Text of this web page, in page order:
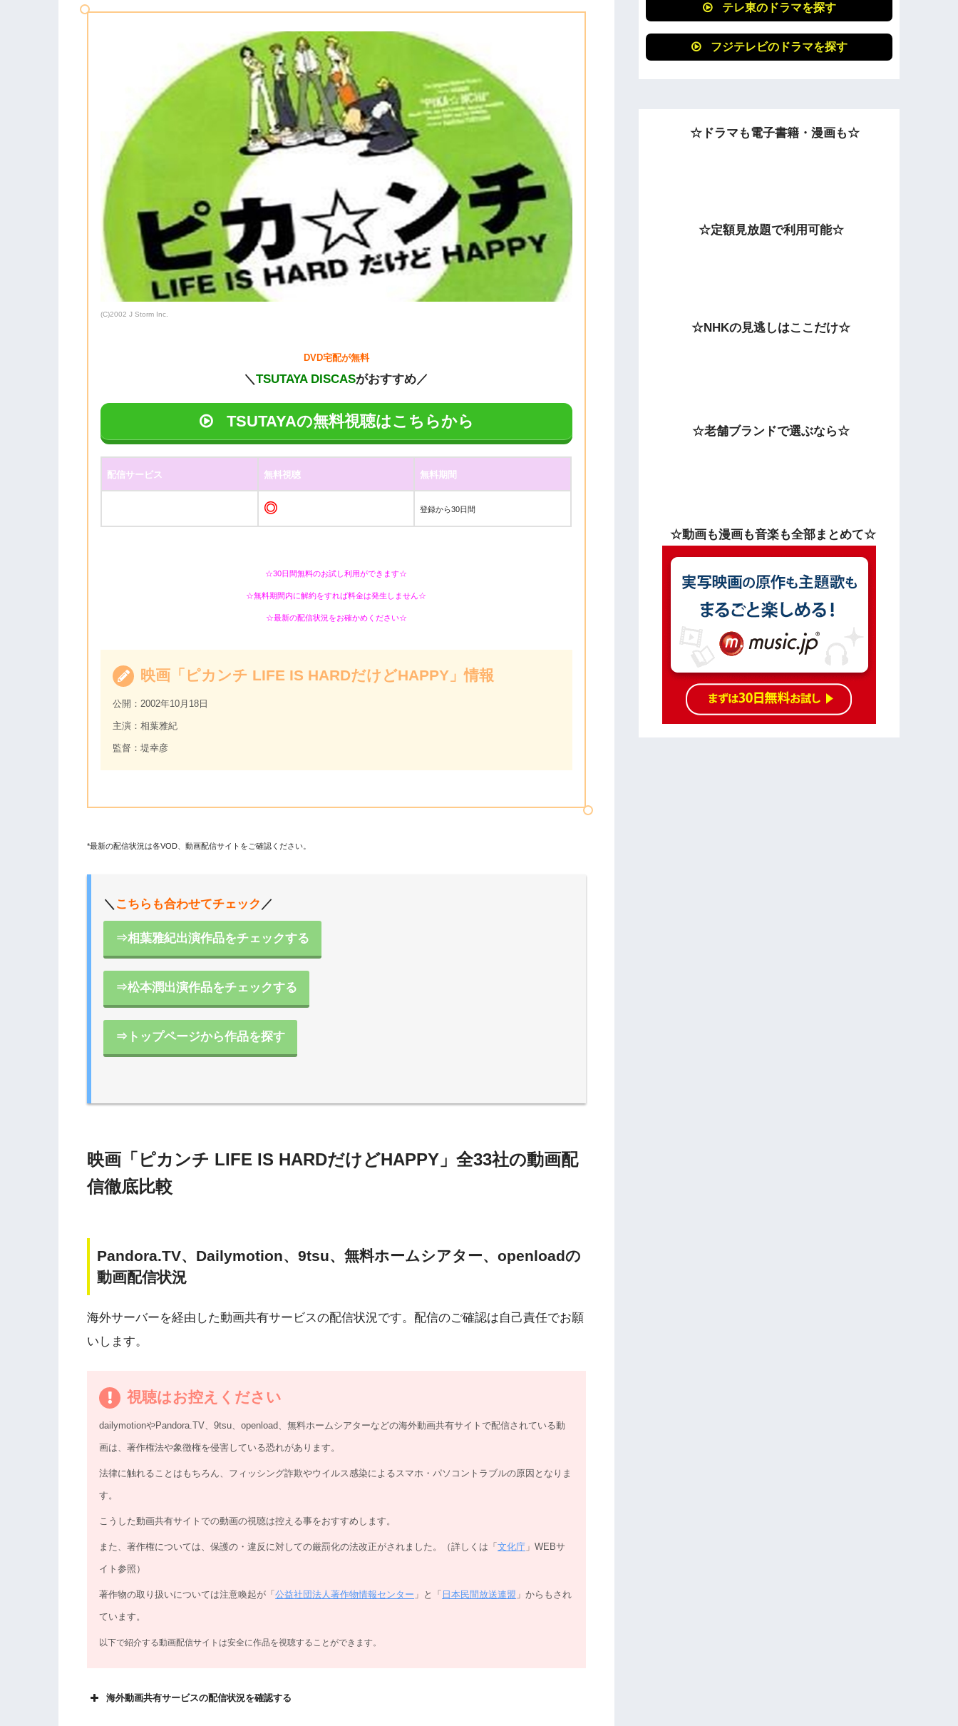
(C)2002 J Storm Inc.
DVD宅配が無料
＼TSUTAYA DISCASがおすすめ／
TSUTAYAの無料視聴はこちらから
配信サービス 無料視聴 無料期間
◎ 登録から30日間
☆30日間無料のお試し利用ができます☆
☆無料期間内に解約をすれば料金は発生しません☆
☆最新の配信状況をお確かめください☆
映画「ピカンチ LIFE IS HARDだけどHAPPY」情報
公開：2002年10月18日
主演：相葉雅紀
監督：堤幸彦
*最新の配信状況は各VOD、動画配信サイトをご確認ください。
＼ こちらも合わせてチェック ／
⇒相葉雅紀出演作品をチェックする
⇒松本潤出演作品をチェックする
⇒トップページから作品を探す
映画「ピカンチ LIFE IS HARDだけどHAPPY」全33社の動画配
信徹底比較
Pandora.TV、Dailymotion、9tsu、無料ホームシアター、openloadの
動画配信状況
海外サーバーを経由した動画共有サービスの配信状況です。配信のご確認は自己責任でお願
いします。
視聴はお控えください
dailymotionやPandora.TV、9tsu、openload、無料ホームシアターなどの海外動画共有サイトで配信されている動
画は、著作権法や象徴権を侵害している恐れがあります。
法律に触れることはもちろん、フィッシング詐欺やウイルス感染によるスマホ・パソコントラブルの原因となりま
す。
こうした動画共有サイトでの動画の視聴は控える事をおすすめします。
また、著作権については、保護の・違反に対しての厳罰化の法改正がされました。（詳しくは「文化庁 」WEBサ
イト参照）
著作物の取り扱いについては注意喚起が「公益社団法人著作物情報センター 」と「 日本民間放送連盟 」からもされ
ています。
以下で紹介する動画配信サイトは安全に作品を視聴することができます。
海外動画共有サービスの配信状況を確認する
テレ東のドラマを探す
フジテレビのドラマを探す
☆ドラマも電子書籍・漫画も☆
☆定額見放題で利用可能☆
☆NHKの見逃しはここだけ☆
☆老舗ブランドで選ぶなら☆
☆動画も漫画も音楽も全部まとめて☆